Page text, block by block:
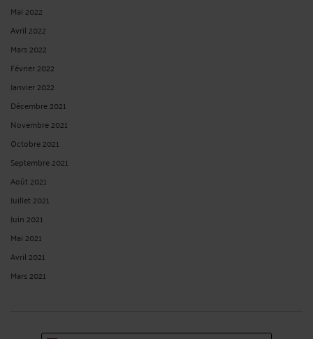
Mai 2022
Avril 2022
Mars 2022
Février 2022
Janvier 2022
Décembre 2021
Novembre 2021
Octobre 2021
Septembre 2021
Août 2021
Juillet 2021
Juin 2021
Mai 2021
Avril 2021
Mars 2021